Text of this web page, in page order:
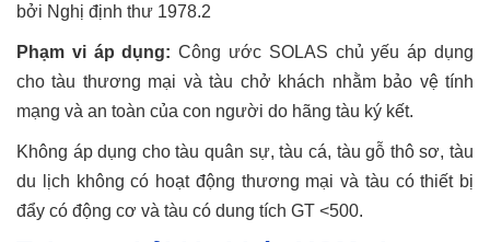
bởi Nghị định thư 1978.2
Phạm vi áp dụng: Công ước SOLAS chủ yếu áp dụng
cho tàu thương mại và tàu chở khách nhằm bảo vệ tính
mạng và an toàn của con người do hãng tàu ký kết.
Không áp dụng cho tàu quân sự, tàu cá, tàu gỗ thô sơ, tàu
du lịch không có hoạt động thương mại và tàu có thiết bị
đẩy có động cơ và tàu có dung tích GT <500.